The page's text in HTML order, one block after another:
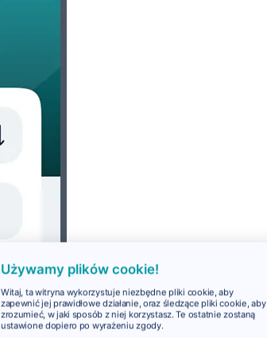
Używamy plików cookie!
Witaj, ta witryna wykorzystuje niezbędne pliki cookie, aby
zapewnić jej prawidłowe działanie, oraz śledzące pliki cookie, aby
zrozumieć, w jaki sposób z niej korzystasz. Te ostatnie zostaną
ustawione dopiero po wyrażeniu zgody.